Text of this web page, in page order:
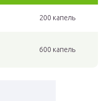
200 капель
600 капель